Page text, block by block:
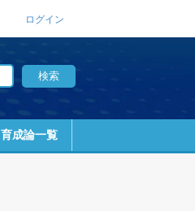
ログイン
育成論一覧